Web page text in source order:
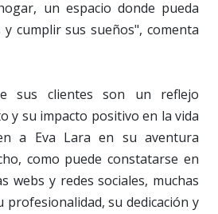
un espacio donde pueda
cumplir sus sueños", comenta
sus clientes son un reflejo
y su impacto positivo en la vida
a Eva Lara en su aventura
como puede constatarse en
webs y redes sociales, muchas
profesionalidad, su dedicación y